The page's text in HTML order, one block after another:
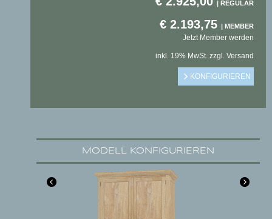
€ 2.193,75
Jetzt Member werden
inkl. 19% MwSt. zzgl. Versand
MODELL KONFIGURIEREN